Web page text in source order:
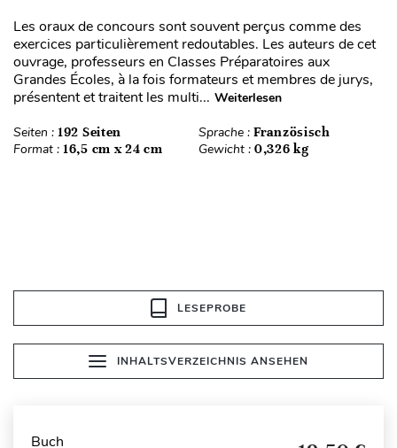
Les oraux de concours sont souvent perçus comme des
exercices particulièrement redoutables. Les auteurs de cet
ouvrage, professeurs en Classes Préparatoires aux
Grandes Écoles, à la fois formateurs et membres de jurys,
présentent et traitent les multi... Weiterlesen
Seiten : 192 Seiten Sprache : Französisch
Format : 16,5 cm x 24 cm Gewicht : 0,326 kg
LESEPROBE
INHALTSVERZEICHNIS ANSEHEN
Buch